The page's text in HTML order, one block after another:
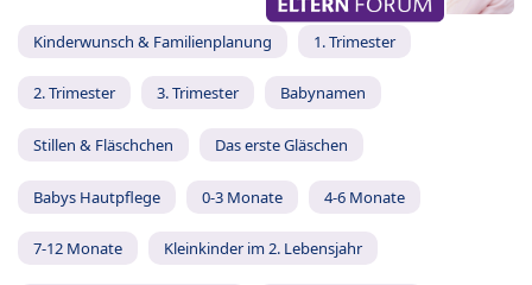
Kinderwunsch & Familienplanung 1. Trimester
2. Trimester 3. Trimester Babynamen
Stillen & Fläschchen Das erste Gläschen
Babys Hautpflege 0-3 Monate 4-6 Monate
7-12 Monate Kleinkinder im 2. Lebensjahr